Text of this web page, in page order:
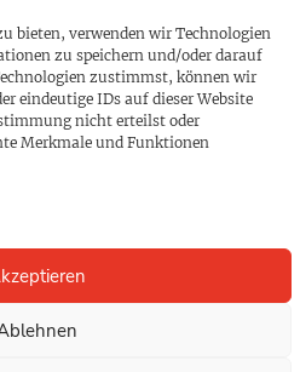
bieten, verwenden wir Technologien
zu speichern und/oder darauf
zustimmst, können wir
eindeutige IDs auf dieser Website
nicht erteilst oder
Merkmale und Funktionen